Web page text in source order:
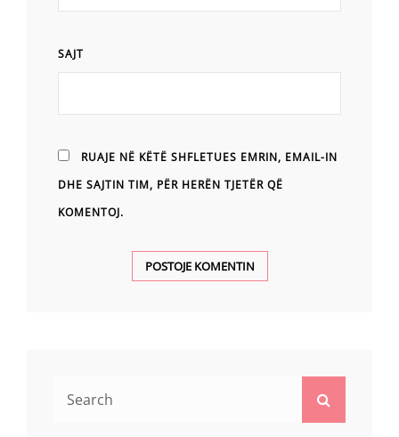
SAJT
RUAJE NË KËTË SHFLETUES EMRIN, EMAIL-IN
DHE SAJTIN TIM, PËR HERËN TJETËR QË
KOMENTOJ.